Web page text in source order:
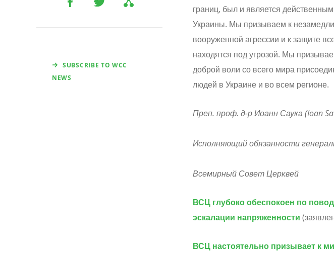
SUBSCRIBE TO WCC
NEWS
границ, был и является
Украины. Мы призываем к
вооруженной агрессии и к защите
находятся под угрозой. Мы
доброй воли со всего мира
людей в Украине и во всем регионе.
Преп. проф. д-р Иоанн Саука (Ioan
Исполняющий обязанности
Всемирный Совет Церквей
ВСЦ глубоко обеспокоен по
эскалации напряженности
ВСЦ настоятельно призывает к